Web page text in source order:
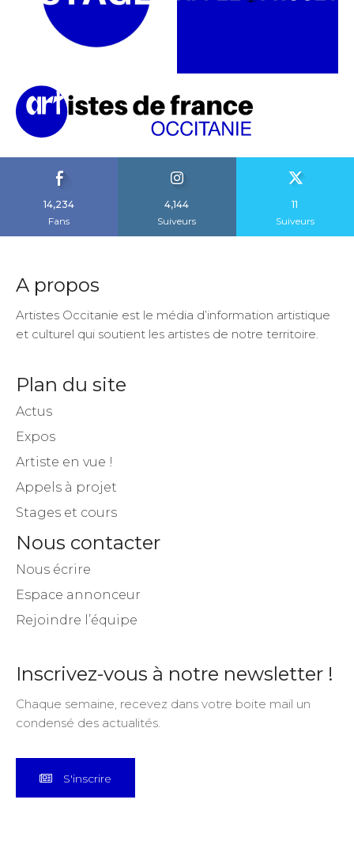
14,234
Fans
4,144
Suiveurs
11
Suiveurs
A propos
Artistes Occitanie est le média d’information artistique
et culturel qui soutient les artistes de notre territoire.
Plan du site
Actus
Expos
Artiste en vue !
Appels à projet
Stages et cours
Nous contacter
Nous écrire
Espace annonceur
Rejoindre l’équipe
Inscrivez-vous à notre newsletter !
Chaque semaine, recevez dans votre boite mail un
condensé des actualités.
S'inscrire